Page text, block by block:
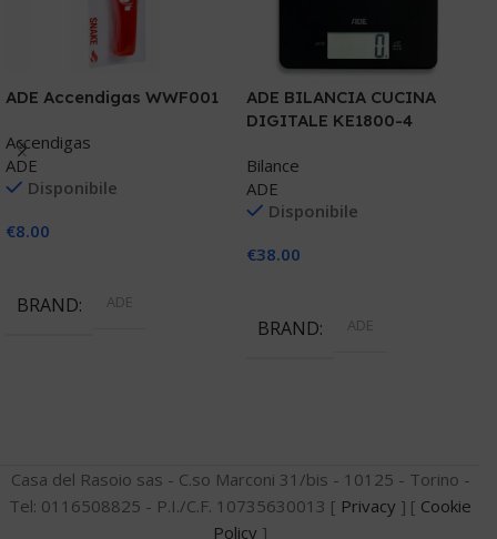
ADE Accendigas WWF001
Accendigas
ADE
Disponibile
€8.00
BRAND ADE
ADE BILANCIA CUCINA
DIGITALE KE1800-4
Bilance
ADE
Disponibile
€38.00
BRAND ADE
Casa del Rasoio sas - C.so Marconi 31/bis - 10125 - Torino -
Tel: 0116508825 - P.I./C.F. 10735630013 [ Privacy ] [ Cookie
Policy ]